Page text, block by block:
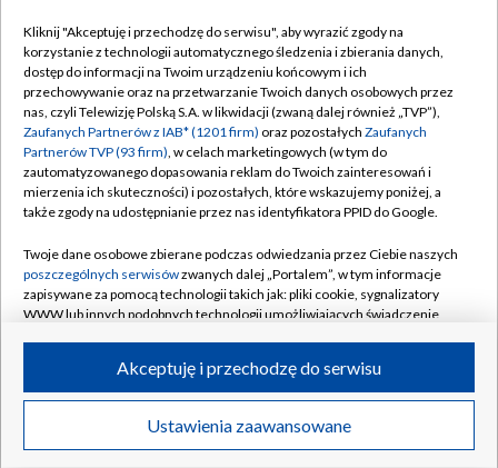
TVP
Abonament TVP
Emisja w TVP
Centrum informacji TVP
Naziemna Telewizja Cyfrowa
Rada Programowa
System NOS
Informacje o nadawcy
Program dla prasy
Ogłoszenie przetargowe
Regulamin TVP
Polityka prywatności
Moje zgody
Pomoc
Kontakt
Kanały
©2026 Telewizja Polska S.A. w likwidacji
Kliknij "Akceptuję i przechodzę do serwisu", aby wyrazić zgody na
korzystanie z technologii automatycznego śledzenia i zbierania danych,
dostęp do informacji na Twoim urządzeniu końcowym i ich
przechowywanie oraz na przetwarzanie Twoich danych osobowych przez
nas, czyli Telewizję Polską S.A. w likwidacji (zwaną dalej również „TVP”),
Zaufanych Partnerów z IAB* (1201 firm) oraz pozostałych Zaufanych
Partnerów TVP (93 firm), w celach marketingowych (w tym do
zautomatyzowanego dopasowania reklam do Twoich zainteresowań i
mierzenia ich skuteczności) i pozostałych, które wskazujemy poniżej, a
także zgody na udostępnianie przez nas identyfikatora PPID do Google.
Twoje dane osobowe zbierane podczas odwiedzania przez Ciebie naszych
poszczególnych serwisówzwanych dalej „Portalem”, w tym informacje
zapisywane za pomocą technologii takich jak: pliki cookie, sygnalizatory
WWW lub innych podobnych technologii umożliwiających świadczenie
ruchu w Internecie.
Twoje dane osobowe zbierane podczas odwiedzania przez Ciebie
poszczególnych serwisówna Portalu, takie jak adresy IP, identyfikatory
Ustawienia zaawansowane
Akceptuję i przechodzę do serwisu